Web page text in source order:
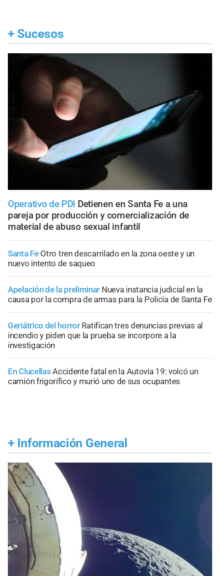
+ Sucesos
Operativo de PDI Detienen en Santa Fe a una
pareja por producción y comercialización de
material de abuso sexual infantil
Santa Fe Otro tren descarrilado en la zona oeste y un
nuevo intento de saqueo
Apelación de la preliminar Nueva instancia judicial en la
causa por la compra de armas para la Policía de Santa Fe
Geriátrico del horror Ratifican tres denuncias previas al
incendio y piden que la prueba se incorpore a la
investigación
En Clucellas Accidente fatal en la Autovía 19: volcó un
camión frigorífico y murió uno de sus ocupantes
+ Información General